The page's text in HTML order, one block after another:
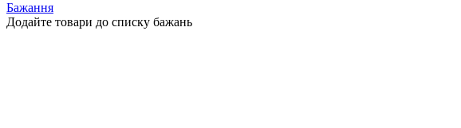
Бажання
Додайте товари до списку бажань